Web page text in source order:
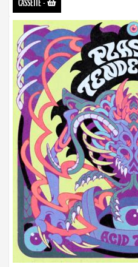
CASSETTE-